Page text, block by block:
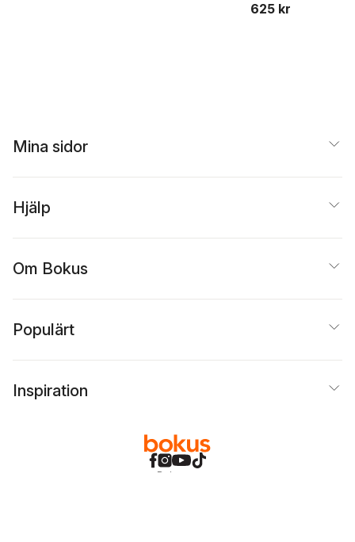
625 kr
Mina sidor
Hjälp
Om Bokus
Populärt
Inspiration
Bokus